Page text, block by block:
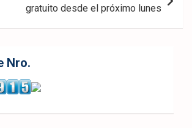
gratuito desde el próximo lunes
Nro.